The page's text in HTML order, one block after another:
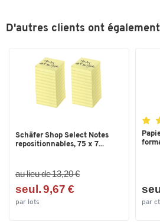
Poids (kg) 1,9
D'autres clients ont
Schäfer Shop Select Notes
repositionnables, 75 x 7...
au lieu de 13,20 €
seul. 9,67 €
par lots par
Toucher deux fois